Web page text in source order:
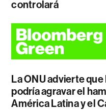
controlará
La ONU advierte que
podría agravar el
América Latina y el